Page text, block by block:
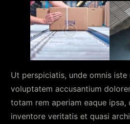
Ut perspiciatis, unde omnis
voluptatem accusantium
totam rem aperiam eaque ipsa,
inventore veritatis et quasi